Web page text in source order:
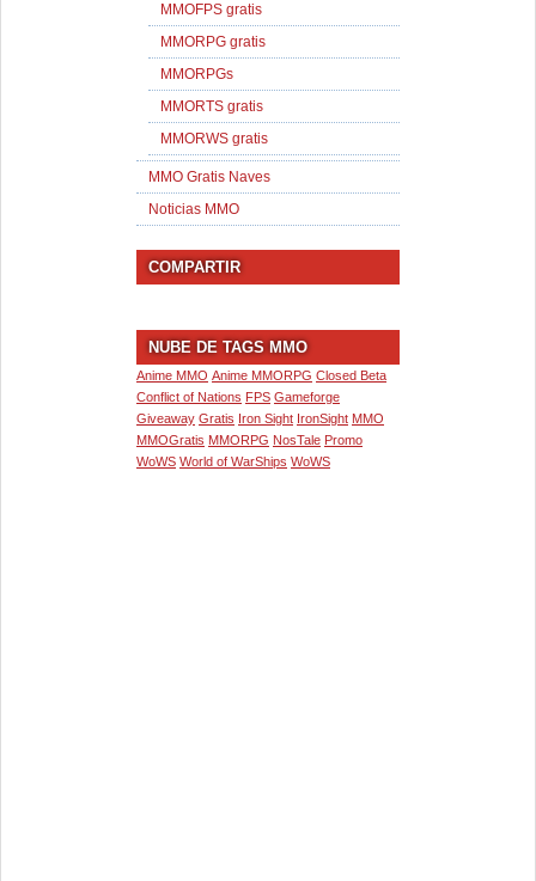
MMOFPS gratis
MMORPG gratis
MMORPGs
MMORTS gratis
MMORWS gratis
MMO Gratis Naves
Noticias MMO
COMPARTIR
NUBE DE TAGS MMO
Anime MMO Anime MMORPG Closed Beta
Conflict of Nations FPS Gameforge
Giveaway Gratis Iron Sight IronSight MMO
MMOGratis MMORPG NosTale Promo
WoWS World of WarShips WoWS